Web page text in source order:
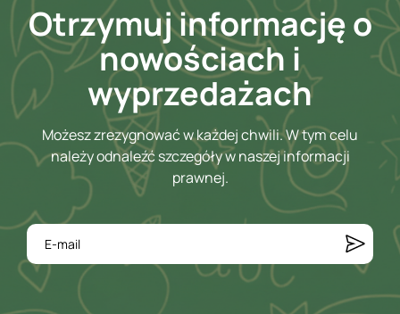
Otrzymuj informację o
nowościach i
wyprzedażach
Możesz zrezygnować w każdej chwili. W tym celu
należy odnaleźć szczegóły w naszej informacji
prawnej.